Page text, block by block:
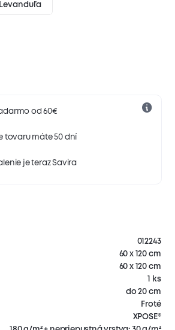
Levanduľa
od 60€
tovaru máte 50 dní
je teraz Savira
012243
60 x 120 cm
60 x 120 cm
1 ks
do 20 cm
Froté
XPOSE®